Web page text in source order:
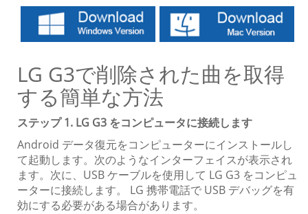
LG G3で削除された曲を取得
する簡単な方法
ステップ 1. LG G3 をコンピュータに接続します
Android データ復元をコンピューターにインストールし
て起動します。次のようなインターフェイスが表示され
ます。次に、USB ケーブルを使用して LG G3 をコンピュ
ーターに接続します。 LG 携帯電話で USB デバッグを有
効にする必要がある場合があります。